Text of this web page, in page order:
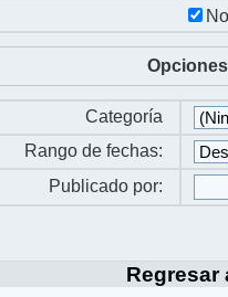
Categoría
Rango de fechas:
Publicado por:
Regresar